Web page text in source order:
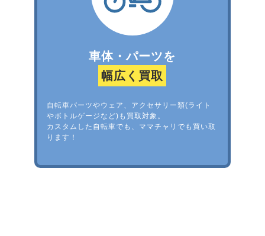
車体・パーツを
幅広く買取
自転車パーツやウェア、アクセサリー類(ライト
やボトルゲージなど)も買取対象。
カスタムした自転車でも、ママチャリでも買い取
ります！